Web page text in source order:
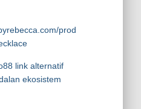
prod
link alternatif
ekosistem